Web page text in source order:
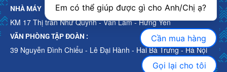
NHÀ MÁY
KM 17 Thị trấn Như Quỳnh - Văn Lâm - Hưng Yên
VĂN PHÒNG TẬP ĐOÀN :
39 Nguyễn Đình Chiểu - Lê Đại Hành - Hai Bà Trưng - Hà Nội
Cần mua hàng
Gọi lại cho tôi